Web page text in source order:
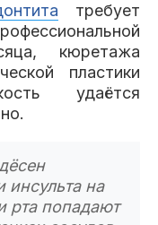
требует
кюретажа
пластики
удаётся
инсульта на
рта попадают